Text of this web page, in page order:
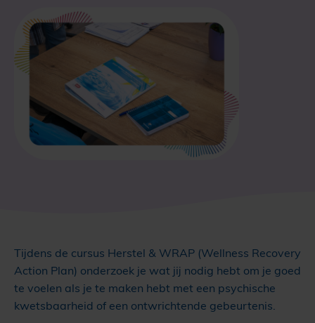
Tijdens de cursus Herstel & WRAP (Wellness Recovery
Action Plan) onderzoek je wat jij nodig hebt om je goed
te voelen als je te maken hebt met een psychische
kwetsbaarheid of een ontwrichtende gebeurtenis.